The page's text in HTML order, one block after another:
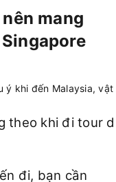
mang
theo khi đi tour
đi, bạn cần